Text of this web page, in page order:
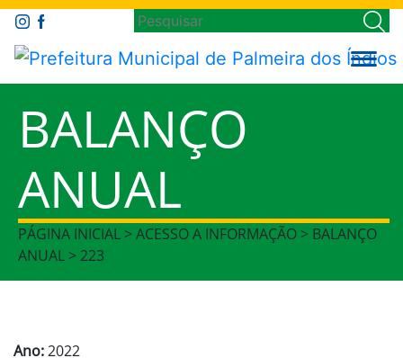
BALANÇO
ANUAL
PÁGINA INICIAL > ACESSO A INFORMAÇÃO > BALANÇO
ANUAL > 223
Ano:2022